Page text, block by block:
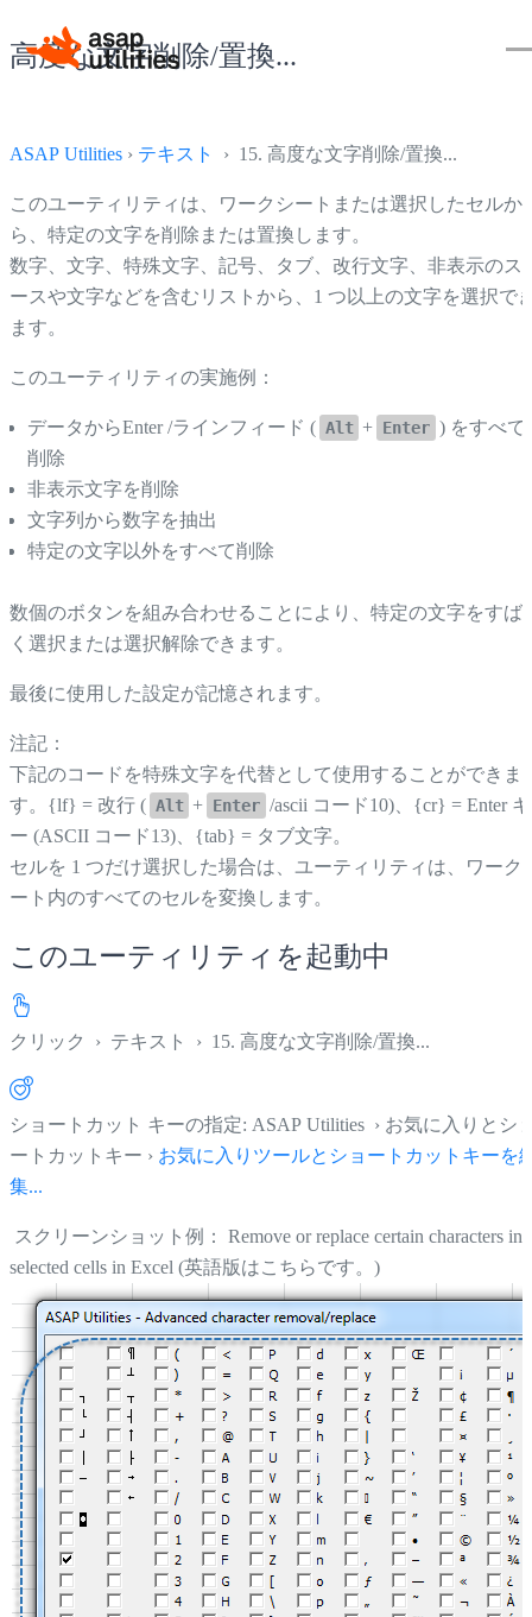
高度な文字削除/置換...
ASAP Utilities › テキスト › 15. 高度な文字削除/置換...
このユーティリティは、ワークシートまたは選択したセルか
ら、特定の文字を削除または置換します。
数字、文字、特殊文字、記号、タブ、改行文字、非表示のス
ースや文字などを含むリストから、1 つ以上の文字を選択で
ます。
このユーティリティの実施例：
データからEnter /ラインフィード ( Alt + Enter ) をすべて
削除
非表示文字を削除
文字列から数字を抽出
特定の文字以外をすべて削除
数個のボタンを組み合わせることにより、特定の文字をすば
く選択または選択解除できます。
最後に使用した設定が記憶されます。
注記：
下記のコードを特殊文字を代替として使用することができま
す。{lf} = 改行 ( Alt + Enter /ascii コード10)、{cr} = Enter キ
ー (ASCII コード13)、{tab} = タブ文字。
セルを 1 つだけ選択した場合は、ユーティリティは、ワーク
ート内のすべてのセルを変換します。
このユーティリティを起動中
クリック › テキスト › 15. 高度な文字削除/置換...
ショートカット キーの指定: ASAP Utilities › お気に入りとシ
ートカットキー › お気に入りツールとショートカットキーを
集...
スクリーンショット例： Remove or replace certain characters in
selected cells in Excel (英語版はこちらです。)